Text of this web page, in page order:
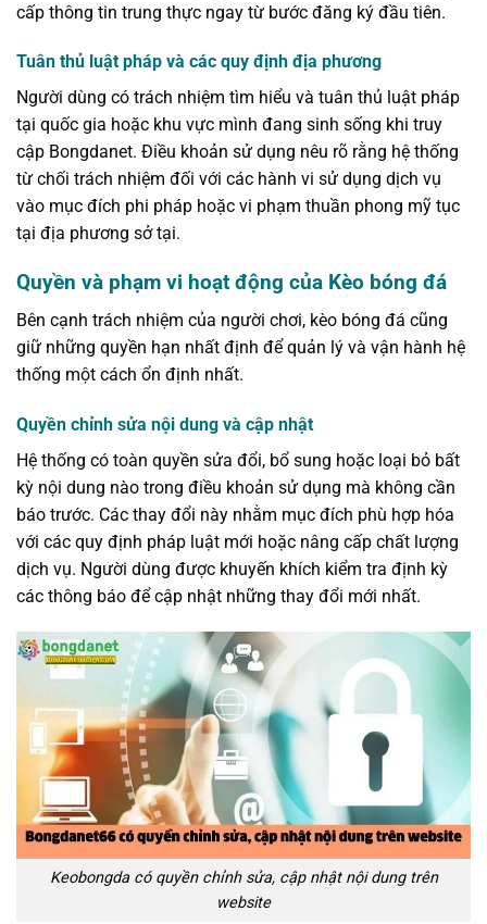
cấp thông tin trung thực ngay từ bước đăng ký đầu tiên.
Tuân thủ luật pháp và các quy định địa phương
Người dùng có trách nhiệm tìm hiểu và tuân thủ luật pháp
tại quốc gia hoặc khu vực mình đang sinh sống khi truy
cập Bongdanet. Điều khoản sử dụng nêu rõ rằng hệ thống
từ chối trách nhiệm đối với các hành vi sử dụng dịch vụ
vào mục đích phi pháp hoặc vi phạm thuần phong mỹ tục
tại địa phương sở tại.
Quyền và phạm vi hoạt động của Kèo bóng đá
Bên cạnh trách nhiệm của người chơi, kèo bóng đá cũng
giữ những quyền hạn nhất định để quản lý và vận hành hệ
thống một cách ổn định nhất.
Quyền chỉnh sửa nội dung và cập nhật
Hệ thống có toàn quyền sửa đổi, bổ sung hoặc loại bỏ bất
kỳ nội dung nào trong điều khoản sử dụng mà không cần
báo trước. Các thay đổi này nhằm mục đích phù hợp hóa
với các quy định pháp luật mới hoặc nâng cấp chất lượng
dịch vụ. Người dùng được khuyến khích kiểm tra định kỳ
các thông báo để cập nhật những thay đổi mới nhất.
Keobongda có quyền chỉnh sửa, cập nhật nội dung trên
website